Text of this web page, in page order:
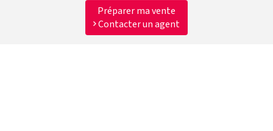
Préparer ma vente
Contacter un agent